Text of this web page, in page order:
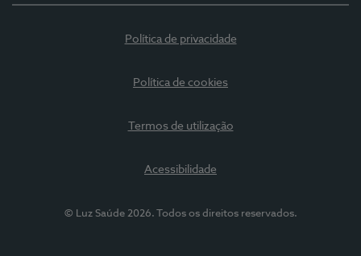
Política de privacidade
Política de cookies
Termos de utilização
Acessibilidade
© Luz Saúde 2026. Todos os direitos reservados.